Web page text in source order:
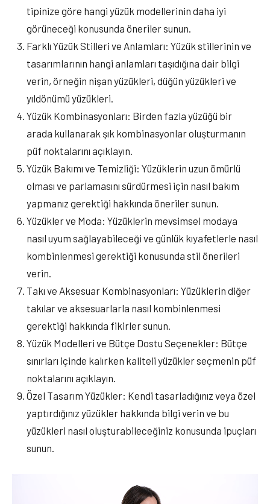
tipinize göre hangi yüzük modellerinin daha iyi
görüneceği konusunda öneriler sunun.
Farklı Yüzük Stilleri ve Anlamları: Yüzük stillerinin ve
tasarımlarının hangi anlamları taşıdığına dair bilgi
verin, örneğin nişan yüzükleri, düğün yüzükleri ve
yıldönümü yüzükleri.
Yüzük Kombinasyonları: Birden fazla yüzüğü bir
arada kullanarak şık kombinasyonlar oluşturmanın
püf noktalarını açıklayın.
Yüzük Bakımı ve Temizliği: Yüzüklerin uzun ömürlü
olması ve parlamasını sürdürmesi için nasıl bakım
yapmanız gerektiği hakkında öneriler sunun.
Yüzükler ve Moda: Yüzüklerin mevsimsel modaya
nasıl uyum sağlayabileceği ve günlük kıyafetlerle nasıl
kombinlenmesi gerektiği konusunda stil önerileri
verin.
Takı ve Aksesuar Kombinasyonları: Yüzüklerin diğer
takılar ve aksesuarlarla nasıl kombinlenmesi
gerektiği hakkında fikirler sunun.
Yüzük Modelleri ve Bütçe Dostu Seçenekler: Bütçe
sınırları içinde kalırken kaliteli yüzükler seçmenin püf
noktalarını açıklayın.
Özel Tasarım Yüzükler: Kendi tasarladığınız veya özel
yaptırdığınız yüzükler hakkında bilgi verin ve bu
yüzükleri nasıl oluşturabileceğiniz konusunda ipuçları
sunun.